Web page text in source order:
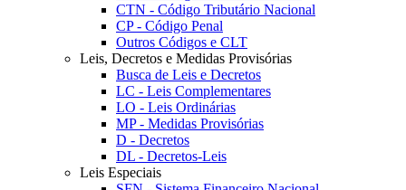
CTN - Código Tributário Nacional
CP - Código Penal
Outros Códigos e CLT
Leis, Decretos e Medidas Provisórias
Busca de Leis e Decretos
LC - Leis Complementares
LO - Leis Ordinárias
MP - Medidas Provisórias
D - Decretos
DL - Decretos-Leis
Leis Especiais